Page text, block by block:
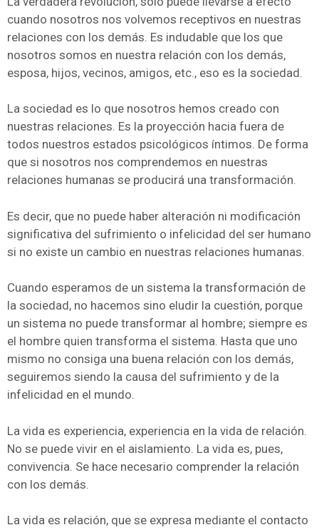
cuando nosotros nos volvemos receptivos en nuestras
relaciones con los demás. Es indudable que los que
nosotros somos en nuestra relación con los demás,
esposa, hijos, vecinos, amigos, etc., eso es la sociedad.
La sociedad es lo que nosotros hemos creado con
nuestras relaciones. Es la proyección hacia fuera de
todos nuestros estados psicológicos íntimos. De forma
que si nosotros nos comprendemos en nuestras
relaciones humanas se producirá una transformación.
Es decir, que no puede haber alteración ni modificación
significativa del sufrimiento o infelicidad del ser humano
si no existe un cambio en nuestras relaciones humanas.
Cuando esperamos de un sistema la transformación de
la sociedad, no hacemos sino eludir la cuestión, porque
un sistema no puede transformar al hombre; siempre es
el hombre quien transforma el sistema. Hasta que uno
mismo no consiga una buena relación con los demás,
seguiremos siendo la causa del sufrimiento y de la
infelicidad en el mundo.
La vida es experiencia, experiencia en la vida de relación.
No se puede vivir en el aislamiento. La vida es, pues,
convivencia. Se hace necesario comprender la relación
con los demás.
La vida es relación, que se expresa mediante el contacto